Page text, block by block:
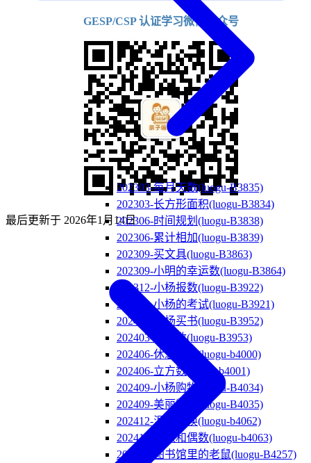
202303-每月天数(luogu-B3835)
202303-长方形面积(luogu-B3834)
202306-时间规划(luogu-B3838)
202306-累计相加(luogu-B3839)
202309-买文具(luogu-B3863)
202309-小明的幸运数(luogu-B3864)
202312-小杨报数(luogu-B3922)
202312-小杨的考试(luogu-B3921)
202403-小杨买书(luogu-B3952)
202403-找因数(luogu-B3953)
202406-休息时间(luogu-b4000)
202406-立方数(luogu-b4001)
202409-小杨购物(luogu-B4034)
202409-美丽数字(luogu-B4035)
202412-温度转换(luogu-b4062)
202412-奇数和偶数(luogu-b4063)
202503-图书馆里的老鼠(luogu-B4257)
GESP/CSP 认证学习微信公众号
最后更新于 2026年1月14日